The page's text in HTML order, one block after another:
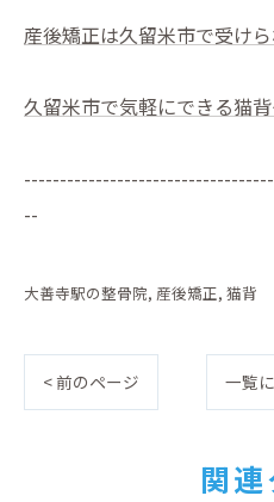
産後矯正は久留米市で受け
久留米市で気軽にできる猫
--
大善寺駅の整骨院 産後矯正 猫背
< 前のページ 一覧
関